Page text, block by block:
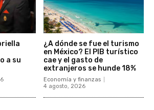
a su
¿A dónde se fue el turismo
en México? El PIB turístico
cae y el gasto de
extranjeros se hunde 18%
Economía y finanzas
4 agosto, 2026